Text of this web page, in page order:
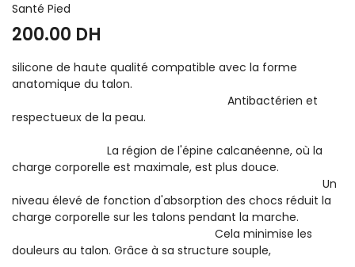
Santé Pied
200.00 DH
silicone de haute qualité compatible avec la forme
anatomique du talon.
Antibactérien et
respectueux de la peau.
La région de l'épine calcanéenne, où la
charge corporelle est maximale, est plus douce.
Un
niveau élevé de fonction d'absorption des chocs réduit la
charge corporelle sur les talons pendant la marche.
Cela minimise les
douleurs au talon. Grâce à sa structure souple,